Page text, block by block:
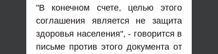
"В конечном счете, целью этого
соглашения является не защита
здоровья населения", - говорится в
письме против этого документа от